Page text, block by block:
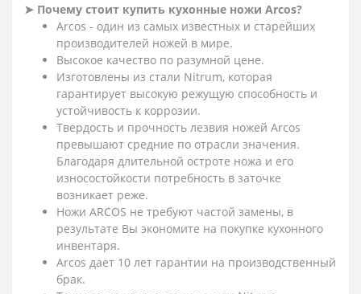
➤ Почему стоит купить кухонные ножи Arcos?
Arcos - один из самых известных и старейших
производителей ножей в мире.
Высокое качество по разумной цене.
Изготовлены из стали Nitrum, которая
гарантирует высокую режущую способность и
устойчивость к коррозии.
Твердость и прочность лезвия ножей Arcos
превышают средние по отрасли значения.
Благодаря длительной остроте ножа и его
износостойкости потребность в заточке
возникает реже.
Ножи ARCOS не требуют частой замены, в
результате Вы экономите на покупке кухонного
инвентаря.
Arcos дает 10 лет гарантии на производственный
брак.